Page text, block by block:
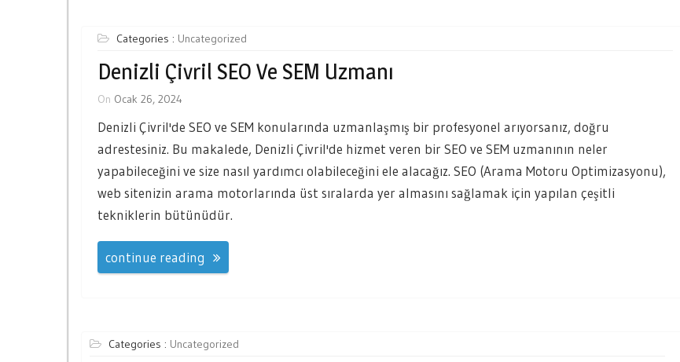
Categories : Uncategorized
Denizli Çivril SEO Ve SEM Uzmanı
On Ocak 26, 2024
Denizli Çivril'de SEO ve SEM konularında uzmanlaşmış bir profesyonel arıyorsanız, doğru
adrestesiniz. Bu makalede, Denizli Çivril'de hizmet veren bir SEO ve SEM uzmanının neler
yapabileceğini ve size nasıl yardımcı olabileceğini ele alacağız. SEO (Arama Motoru Optimizasyonu),
web sitenizin arama motorlarında üst sıralarda yer almasını sağlamak için yapılan çeşitli
tekniklerin bütünüdür.
continue reading
Categories : Uncategorized